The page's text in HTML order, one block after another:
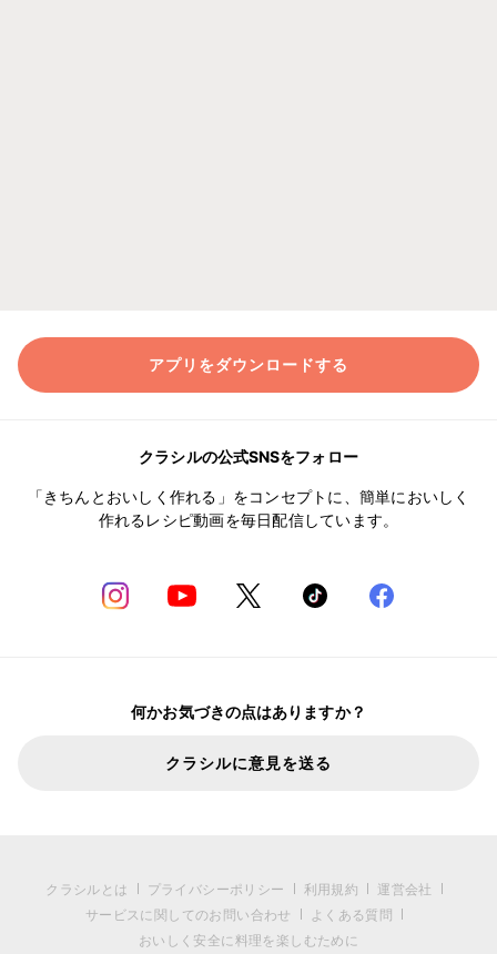
アプリをダウンロードする
クラシルの公式SNSをフォロー
「きちんとおいしく作れる」をコンセプトに、簡単においしく
作れるレシピ動画を毎日配信しています。
何かお気づきの点はありますか？
クラシルに意見を送る
クラシルとは プライバシーポリシー 利用規約
運営会社
サービスに関してのお問い合わせ
よくある質問
おいしく安全に料理を楽しむために